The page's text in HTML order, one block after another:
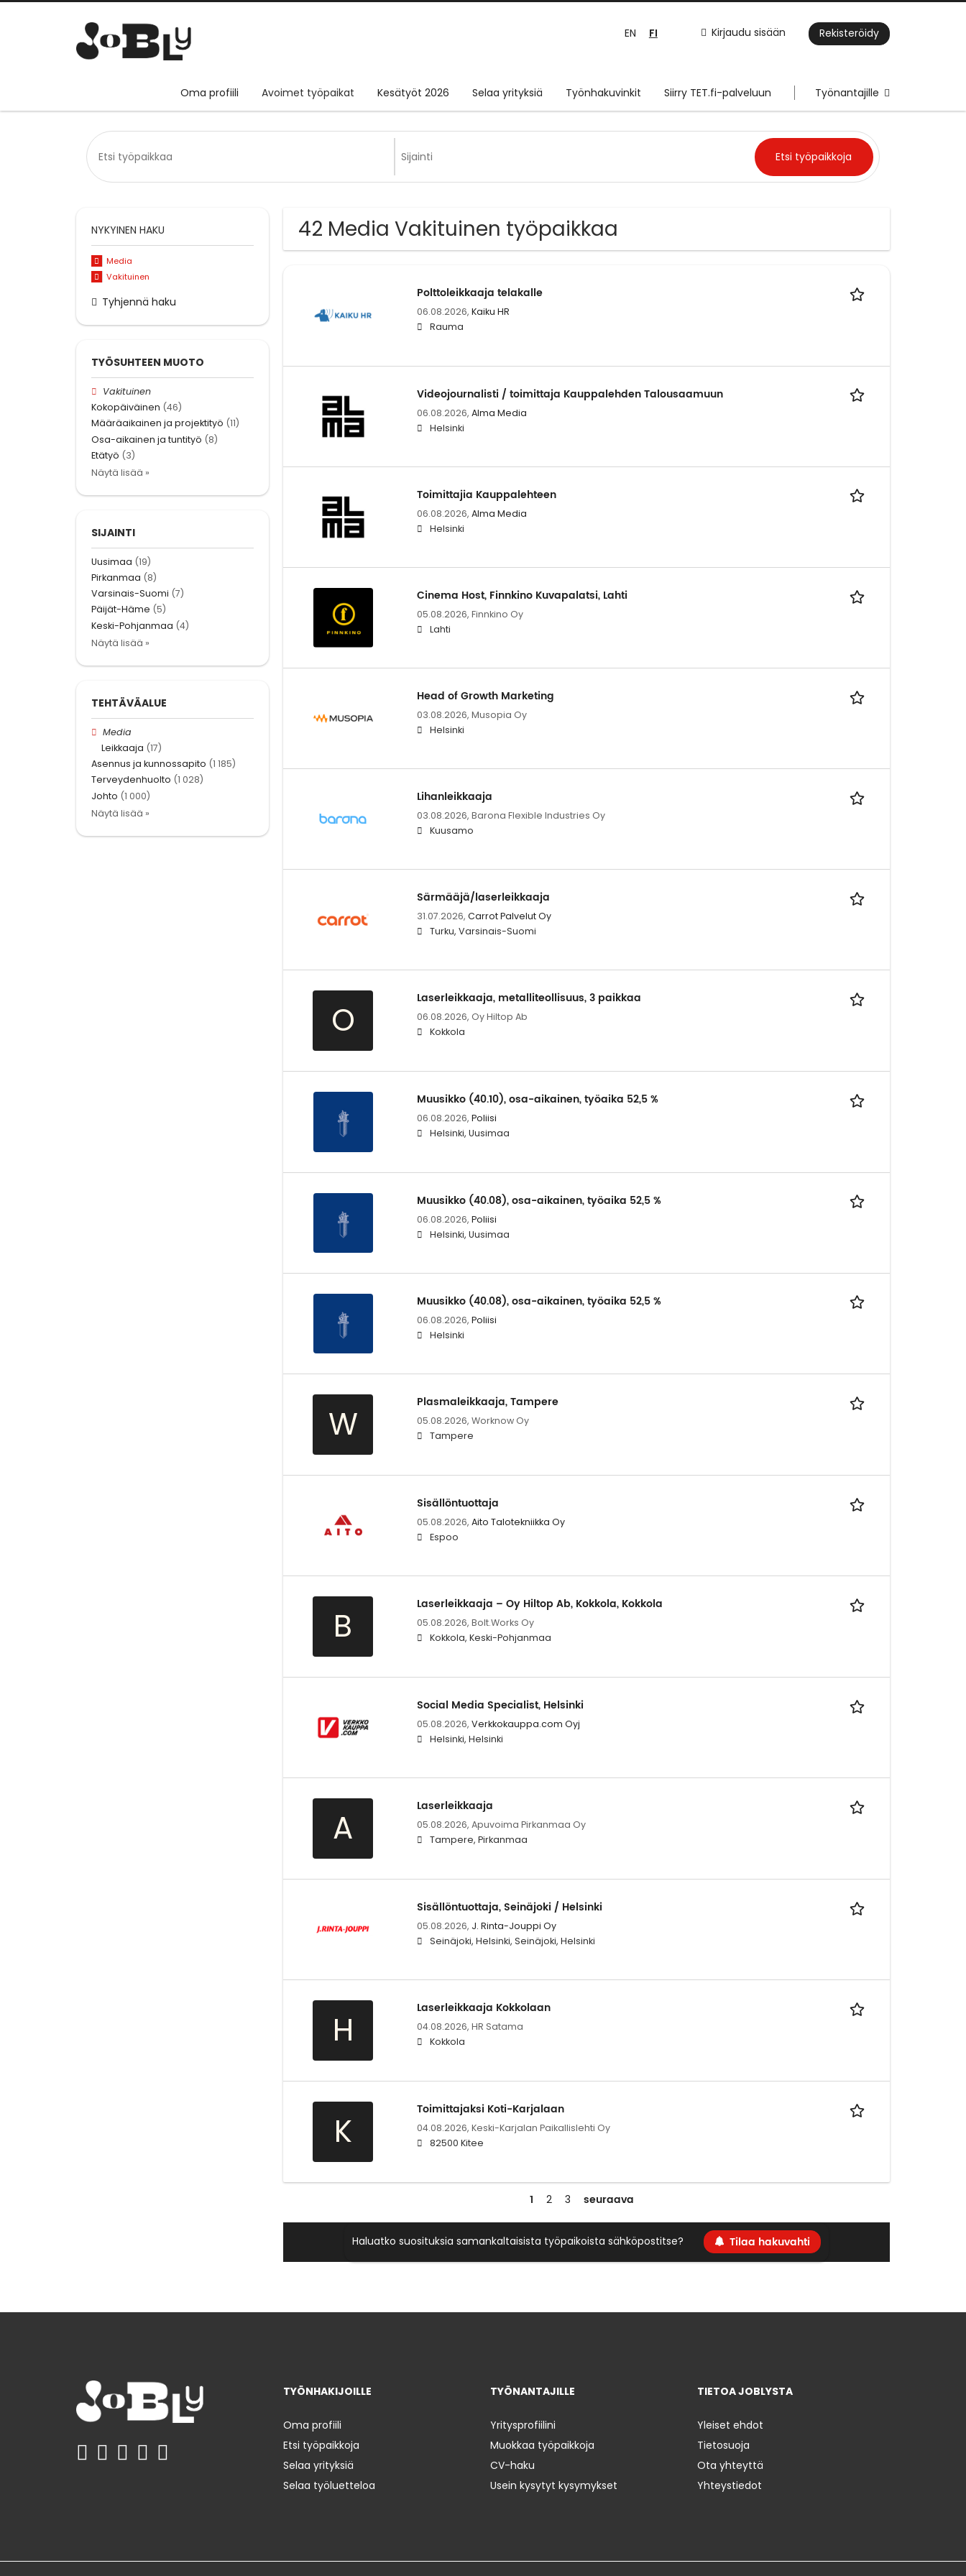
Kirjaudu sisään Rekisteröidy
EN FI
Oma profiili Avoimet työpaikat Kesätyöt 2026 Selaa yrityksiä Työnhakuvinkit Siirry TET.fi-palveluun Työnantajille
42 Media Vakituinen työpaikkaa
Polttoleikkaaja telakalle
06.08.2026, Kaiku HR
Rauma
Videojournalisti / toimittaja Kauppalehden Talousaamuun
06.08.2026, Alma Media
Helsinki
Toimittajia Kauppalehteen
06.08.2026, Alma Media
Helsinki
Cinema Host, Finnkino Kuvapalatsi, Lahti
05.08.2026, Finnkino Oy
Lahti
Head of Growth Marketing
03.08.2026, Musopia Oy
Helsinki
Lihanleikkaaja
03.08.2026, Barona Flexible Industries Oy
Kuusamo
Särmääjä/laserleikkaaja
31.07.2026, Carrot Palvelut Oy
Turku, Varsinais-Suomi
O
Laserleikkaaja, metalliteollisuus, 3 paikkaa
06.08.2026, Oy Hiltop Ab
Kokkola
Muusikko (40.10), osa-aikainen, työaika 52,5 %
06.08.2026, Poliisi
Helsinki, Uusimaa
Muusikko (40.08), osa-aikainen, työaika 52,5 %
06.08.2026, Poliisi
Helsinki, Uusimaa
Muusikko (40.08), osa-aikainen, työaika 52,5 %
06.08.2026, Poliisi
Helsinki
W
Plasmaleikkaaja, Tampere
05.08.2026, Worknow Oy
Tampere
Sisällöntuottaja
05.08.2026, Aito Talotekniikka Oy
Espoo
B
Laserleikkaaja – Oy Hiltop Ab, Kokkola, Kokkola
05.08.2026, Bolt.Works Oy
Kokkola, Keski-Pohjanmaa
Social Media Specialist, Helsinki
05.08.2026, Verkkokauppa.com Oyj
Helsinki, Helsinki
A
Laserleikkaaja
05.08.2026, Apuvoima Pirkanmaa Oy
Tampere, Pirkanmaa
Sisällöntuottaja, Seinäjoki / Helsinki
05.08.2026, J. Rinta-Jouppi Oy
Seinäjoki, Helsinki, Seinäjoki, Helsinki
H
Laserleikkaaja Kokkolaan
04.08.2026, HR Satama
Kokkola
K
Toimittajaksi Koti-Karjalaan
04.08.2026, Keski-Karjalan Paikallislehti Oy
82500 Kitee
1 2 3 seuraava
Haluatko suosituksia samankaltaisista työpaikoista sähköpostitse? Tilaa hakuvahti
NYKYINEN HAKU
Media
Vakituinen
Tyhjennä haku
TYÖSUHTEEN MUOTO
Vakituinen
Kokopäiväinen (46)
Määräaikainen ja projektityö (11)
Osa-aikainen ja tuntityö (8)
Etätyö (3)
Näytä lisää »
SIJAINTI
Uusimaa (19)
Pirkanmaa (8)
Varsinais-Suomi (7)
Päijät-Häme (5)
Keski-Pohjanmaa (4)
Näytä lisää »
TEHTÄVÄALUE
Media
Leikkaaja (17)
Asennus ja kunnossapito (1 185)
Terveydenhuolto (1 028)
Johto (1 000)
Näytä lisää »
TYÖNHAKIJOILLE
Oma profiili
Etsi työpaikkoja
Selaa yrityksiä
Selaa työluetteloa
TYÖNANTAJILLE
Yritysprofiilini
Muokkaa työpaikkoja
CV-haku
Usein kysytyt kysymykset
TIETOA JOBLYSTA
Yleiset ehdot
Tietosuoja
Ota yhteyttä
Yhteystiedot